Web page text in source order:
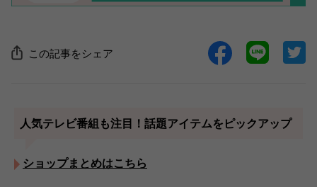
この記事をシェア
人気テレビ番組も注目！話題アイテムをピックアップ
ショップまとめはこちら